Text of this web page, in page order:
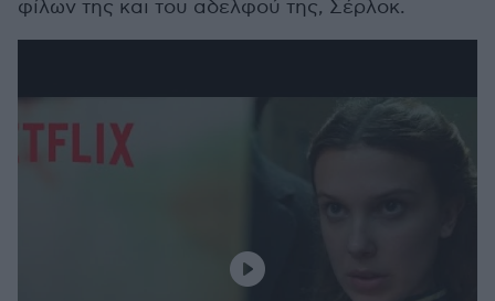
φίλων της και του αδελφού της, Σέρλοκ.